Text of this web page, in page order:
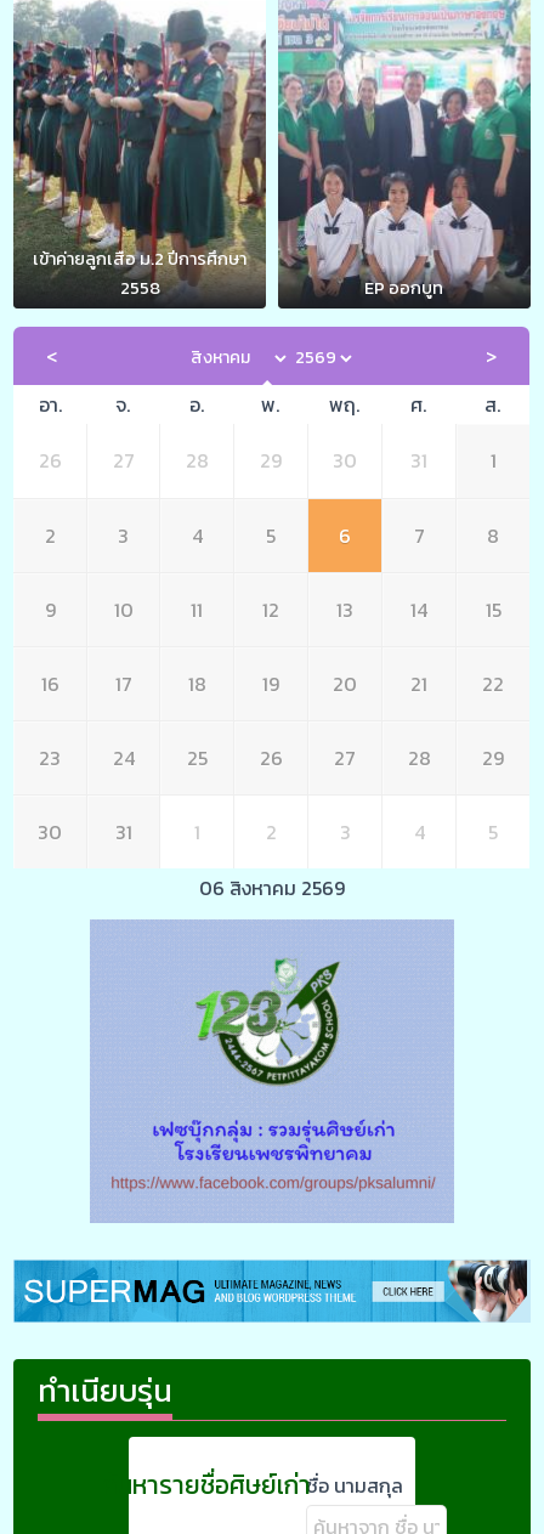
เข้าค่ายลูกเสือ ม.2 ปีการศึกษา
2558
EP ออกบูท
อา. จ. อ. พ. พฤ. ศ.
ส.
26
27 28 29 30 31 1
2 3 4 5 6 7 8
9 10 11 12 13 14 15
16 17 18 19 20 21 22
23 24 25 26 27 28 29
30 31 1 2 3 4
5
06 สิงหาคม 2569
ทำเนียบรุ่น
ค้นหารายชื่อศิษย์เก่าชื่อ นามสกุล